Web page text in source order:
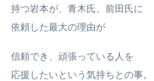
持つ岩本が、青木氏、前田氏に
依頼した最大の理由が
信頼でき、頑張っている人を
応援したいという気持ちとの事。